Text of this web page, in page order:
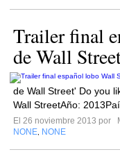
Trailer final
de Wall
de Wall Street' Do you
Wall StreetAño:
El 26 noviembre 2013 por
NONE NONE